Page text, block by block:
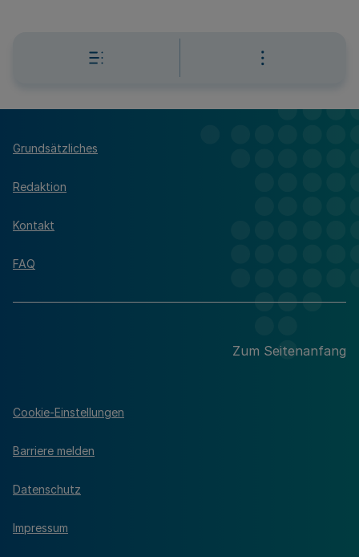
Grundsätzliches
Redaktion
Kontakt
FAQ
Zum Seitenanfang
Cookie-Einstellungen
Barriere melden
Datenschutz
Impressum